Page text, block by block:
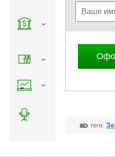
теги: